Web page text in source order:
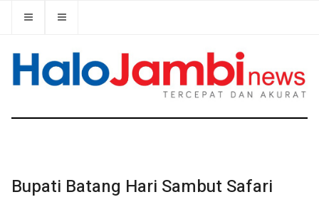
Bupati Batang Hari Sambut Safari